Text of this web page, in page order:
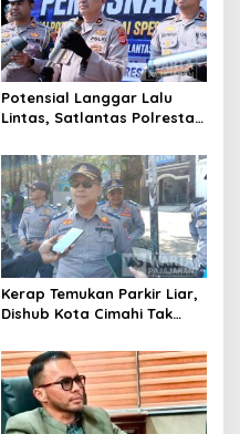
Potensial Langgar Lalu
Lintas, Satlantas Polresta
Motor Berknalpot Brong
Kerap Temukan Parkir Liar,
Dishub Kota Cimahi Tak
Pembinaan